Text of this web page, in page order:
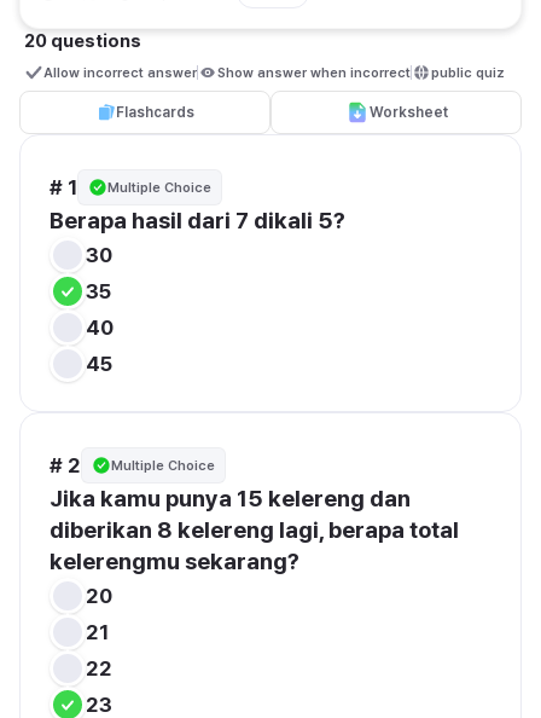
20 questions
Allow incorrect answer Show answer when incorrect public quiz
Flashcards Worksheet
# 1 Multiple Choice
Berapa hasil dari 7 dikali 5?
30
35
40
45
# 2 Multiple Choice
Jika kamu punya 15 kelereng dan
diberikan 8 kelereng lagi, berapa total
kelerengmu sekarang?
20
21
22
23